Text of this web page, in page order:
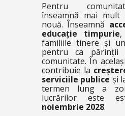
Pentru
înseamnă mai mult
nouă. Înseamnă
educație timpurie
familiile tinere și
pentru ca părinții
comunitate. În
contribuie la
serviciile publice și
termen lung a
lucrărilor este
noiembrie 2028.